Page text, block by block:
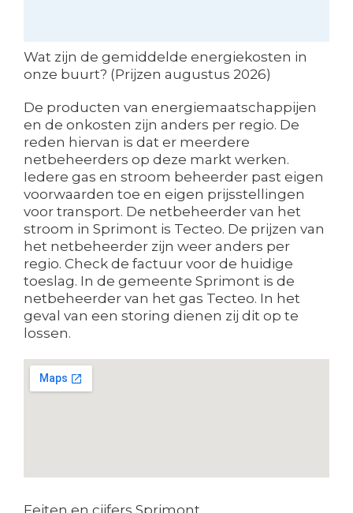
Wat zijn de gemiddelde energiekosten in
onze buurt? (Prijzen augustus 2026)
De producten van energiemaatschappijen
en de onkosten zijn anders per regio. De
reden hiervan is dat er meerdere
netbeheerders op deze markt werken.
Iedere gas en stroom beheerder past eigen
voorwaarden toe en eigen prijsstellingen
voor transport. De netbeheerder van het
stroom in Sprimont is Tecteo. De prijzen van
het netbeheerder zijn weer anders per
regio. Check de factuur voor de huidige
toeslag. In de gemeente Sprimont is de
netbeheerder van het gas Tecteo. In het
geval van een storing dienen zij dit op te
lossen.
Feiten en cijfers Sprimont